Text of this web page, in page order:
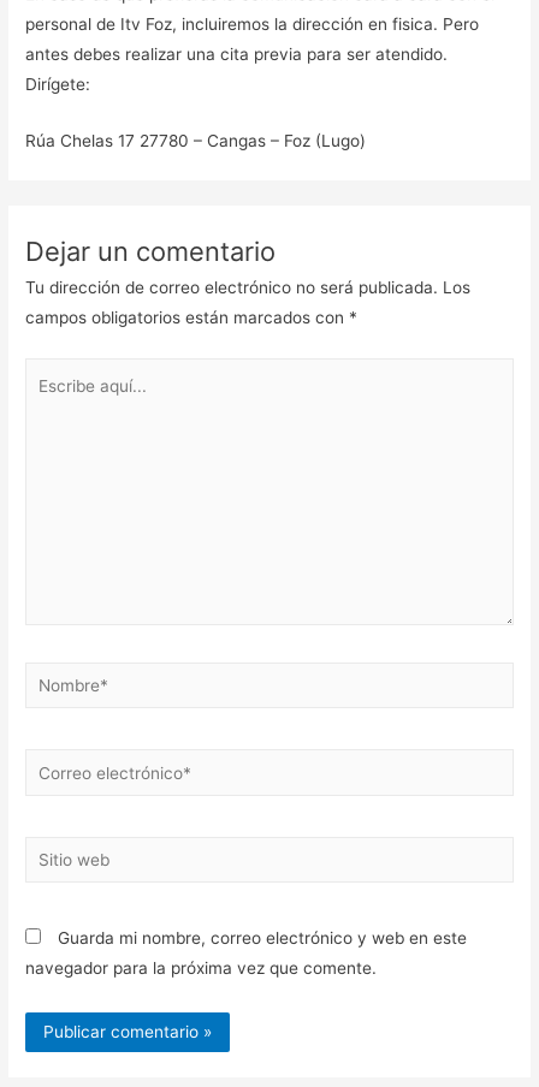
personal de Itv Foz, incluiremos la dirección en fisica. Pero
antes debes realizar una cita previa para ser atendido.
Dirígete:
Rúa Chelas 17 27780 – Cangas – Foz (Lugo)
Dejar un comentario
Tu dirección de correo electrónico no será publicada. Los
campos obligatorios están marcados con *
Nombre*
Correo
Sitio
Guarda mi nombre, correo electrónico y web en este
navegador para la próxima vez que comente.